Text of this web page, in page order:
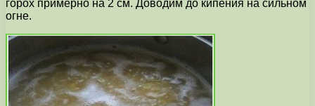
горох примерно на 2 см. Доводим до кипения на сильном
огне.